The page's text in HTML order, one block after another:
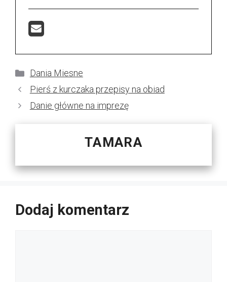
Kategorie
Dania Miesne
Pierś z kurczaka przepisy na obiad
Danie główne na imprezę
TAMARA
Dodaj komentarz